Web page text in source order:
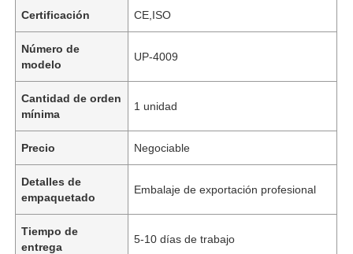
Certificación CE,ISO
Número de
modelo
UP-4009
Cantidad de orden
mínima
1 unidad
Precio Negociable
Detalles de
empaquetado
Embalaje de exportación profesional
Tiempo de
entrega
5-10 días de trabajo